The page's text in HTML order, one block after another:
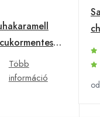
65 g
Több
információ
od